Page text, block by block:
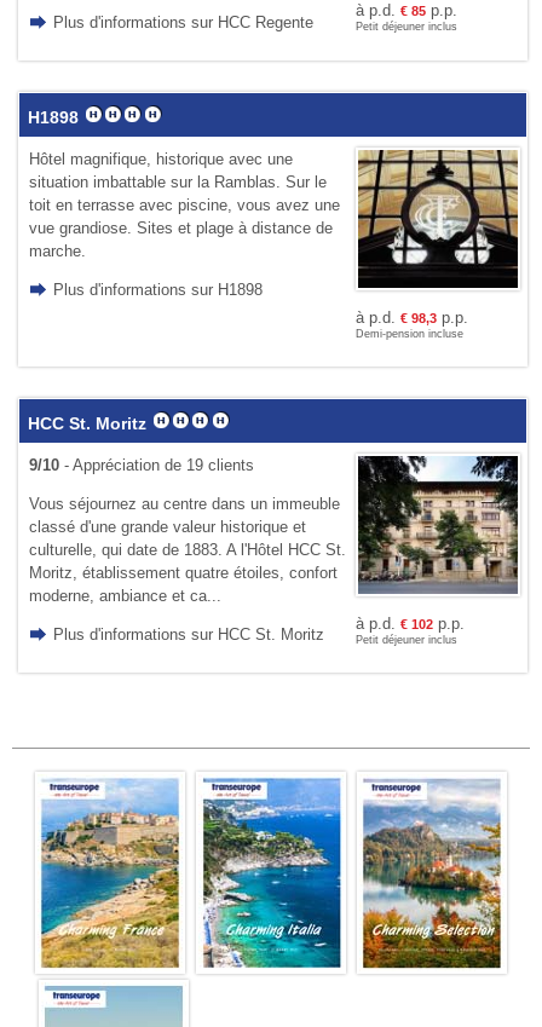
Plus d'informations sur HCC Regente
à p.d. € 85p.p.
Petit déjeuner inclus
H1898
Hôtel magnifique, historique avec une
situation imbattable sur la Ramblas. Sur le
toit en terrasse avec piscine, vous avez une
vue grandiose. Sites et plage à distance de
marche.
Plus d'informations sur H1898
à p.d.
€ 98,3p.p.
Demi-pension incluse
HCC St. Moritz
9/10- Appréciation de 19 clients
Vous séjournez au centre dans un immeuble
classé d'une grande valeur historique et
culturelle, qui date de 1883. A l'Hôtel HCC St.
Moritz, établissement quatre étoiles, confort
moderne, ambiance et ca...
Plus d'informations sur HCC St. Moritz
à p.d. € 102p.p.
Petit déjeuner inclus